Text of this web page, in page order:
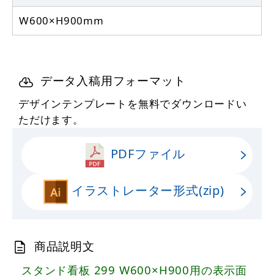
W600×H900mm
データ入稿用フォーマット
デザインテンプレートを無料でダウンロードい
ただけます。
PDFファイル
イラストレーター形式(zip)
商品説明文
スタンド看板 299 W600×H900用の表示面